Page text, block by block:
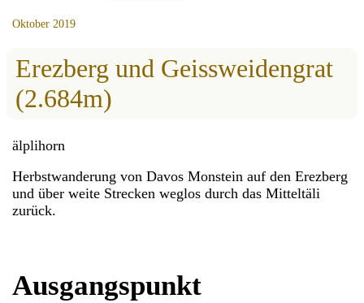
Oktober 2019
Erezberg und Geissweidengrat
(2.684m)
älplihorn
Herbstwanderung von Davos Monstein auf den Erezberg
und über weite Strecken weglos durch das Mitteltäli
zurück.
Ausgangspunkt